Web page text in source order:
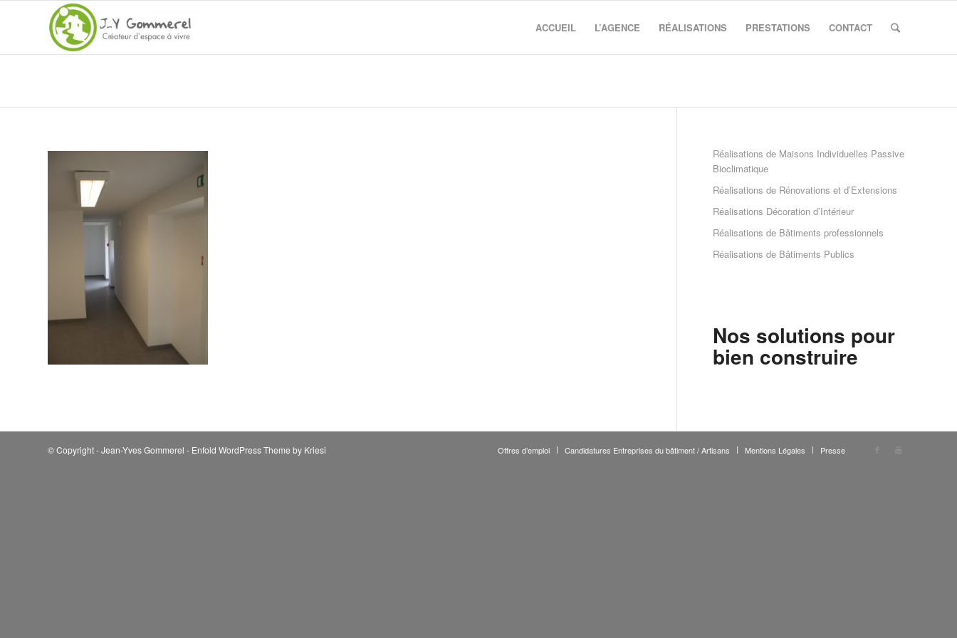
ACCUEIL L’AGENCE RÉALISATIONS PRESTATIONS CONTACT
Réalisations de Maisons Individuelles Passive
Bioclimatique
Réalisations de Rénovations et d’Extensions
Réalisations Décoration d’Intérieur
Réalisations de Bâtiments professionnels
Réalisations de Bâtiments Publics
Nos solutions pour
bien construire
© Copyright - Jean-Yves Gommerel - Enfold WordPress Theme by Kriesi Offres d’emploi Candidatures Entreprises du bâtiment / Artisans Mentions Légales Presse